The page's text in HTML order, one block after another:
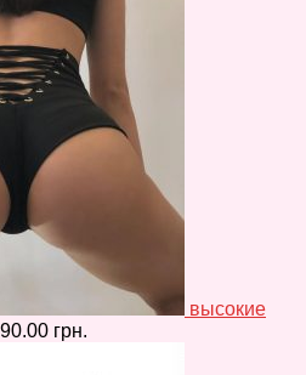
высокие
грн.